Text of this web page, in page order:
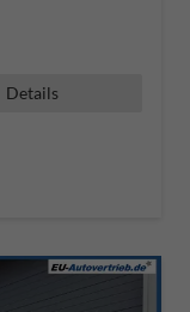
Details